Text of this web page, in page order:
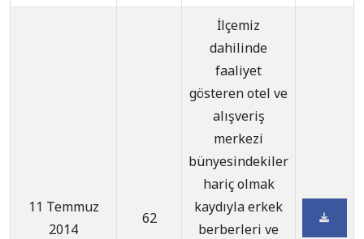
11 Temmuz
2014
62
İlçemiz
dahilinde
faaliyet
gösteren otel ve
alışveriş
merkezi
bünyesindekiler
hariç olmak
kaydıyla erkek
berberleri ve